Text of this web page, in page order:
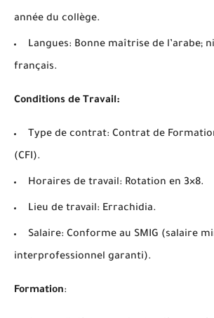
année du collège.
Langues: Bonne maîtrise de l’arabe;
français.
Conditions de Travail:
Type de contrat: Contrat de
(CFI).
Horaires de travail: Rotation en 3×8.
Lieu de travail: Errachidia.
Salaire: Conforme au SMIG (salaire
interprofessionnel garanti).
Formation: